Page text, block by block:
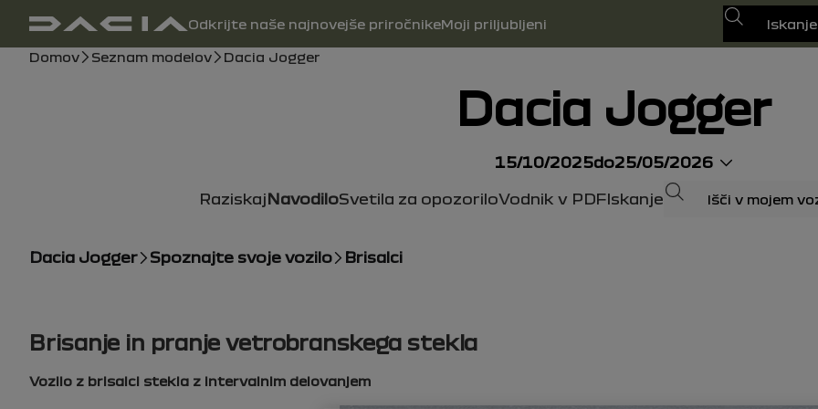
uporabniški priročnik Glavna navigacija
Odkrijte naše najnovejše priročnikeMoji priljubljeni
Iskanje
Drobtina
Domov Seznam modelov Dacia Jogger
Dacia Jogger
15/10/2025do25/05/2026
RaziskajNavodiloSvetila za opozoriloVodnik v PDFIskanje
Iskanje
Dacia Jogger Spoznajte svoje vozilo Brisalci
Brisanje in pranje vetrobranskega stekla
Vozilo z brisalci stekla z intervalnim delovanjem